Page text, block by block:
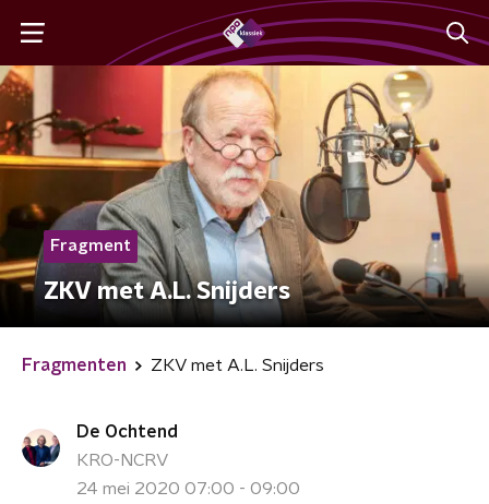
Fragment
ZKV met A.L. Snijders
Fragmenten ZKV met A.L. Snijders
De Ochtend
KRO-NCRV
24 mei 2020 07:00 - 09:00